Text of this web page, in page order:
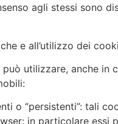
agli stessi sono
e all’utilizzo dei
utilizzare, anche in
o “persistenti”: tali
in particolare essi